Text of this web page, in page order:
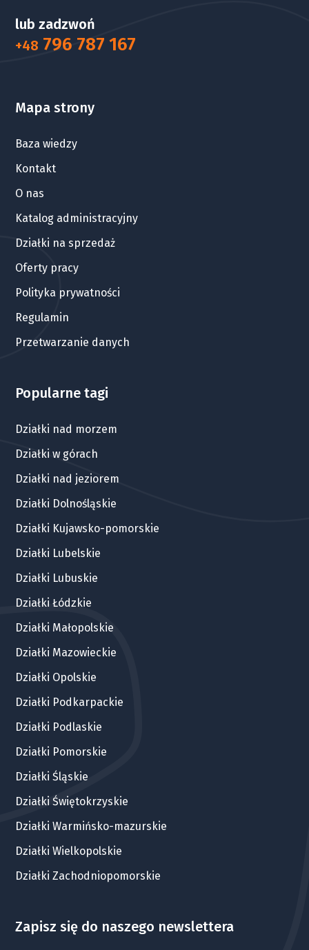
lub zadzwoń
+48 796 787 167
Mapa strony
Baza wiedzy
Kontakt
O nas
Katalog administracyjny
Działki na sprzedaż
Oferty pracy
Polityka prywatności
Regulamin
Przetwarzanie danych
Popularne tagi
Działki nad morzem
Działki w górach
Działki nad jeziorem
Działki Dolnośląskie
Działki Kujawsko-pomorskie
Działki Lubelskie
Działki Lubuskie
Działki Łódzkie
Działki Małopolskie
Działki Mazowieckie
Działki Opolskie
Działki Podkarpackie
Działki Podlaskie
Działki Pomorskie
Działki Śląskie
Działki Świętokrzyskie
Działki Warmińsko-mazurskie
Działki Wielkopolskie
Działki Zachodniopomorskie
Zapisz się do naszego newslettera